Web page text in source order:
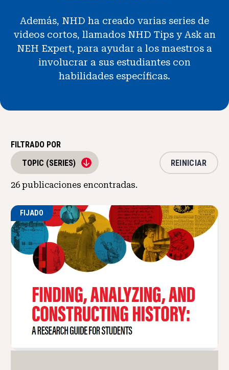
Además, NHD ha creado varias series de
videos cortos, llamados NHD Tips y Ask an
NEH Expert, para ayudar a los maestros a
involucrar a sus estudiantes con
habilidades específicas.
FILTRADO POR
TOPIC (SERIES)
26 publicaciones encontradas.
REINICIAR
FIJADO